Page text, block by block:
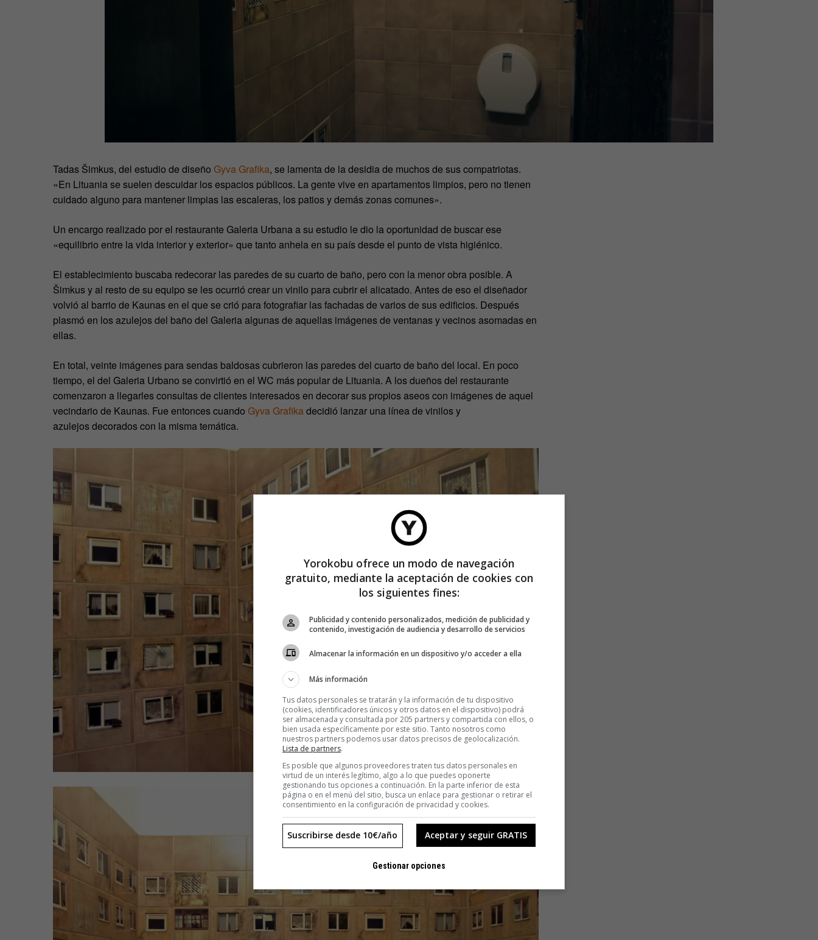
Tadas Šimkus, del estudio de diseño Gyva Grafika, se lamenta de la desidia de muchos de sus compatriotas.
«En Lituania se suelen descuidar los espacios públicos. La gente vive en apartamentos limpios, pero no tienen
cuidado alguno para mantener limpias las escaleras, los patios y demás zonas comunes».
Un encargo realizado por el restaurante Galeria Urbana a su estudio le dio la oportunidad de buscar ese
«equilibrio entre la vida interior y exterior» que tanto anhela en su país desde el punto de vista higiénico.
El establecimiento buscaba redecorar las paredes de su cuarto de baño, pero con la menor obra posible. A
Šimkus y al resto de su equipo se les ocurrió crear un vinilo para cubrir el alicatado. Antes de eso el diseñador
volvió al barrio de Kaunas en el que se crió para fotografiar las fachadas de varios de sus edificios. Después
plasmó en los azulejos del baño del Galeria algunas de aquellas imágenes de ventanas y vecinos asomadas en
ellas.
En total, veinte imágenes para sendas baldosas cubrieron las paredes del cuarto de baño del local. En poco
tiempo, el del Galeria Urbano se convirtió en el WC más popular de Lituania. A los dueños del restaurante
comenzaron a llegarles consultas de clientes interesados en decorar sus propios aseos con imágenes de aquel
vecindario de Kaunas. Fue entonces cuando Gyva Grafika decidió lanzar una línea de vinilos y
azulejos decorados con la misma temática.
Yorokobu ofrece un modo de navegación
gratuito, mediante la aceptación de cookies con
los siguientes fines:
Publicidad y contenido personalizados, medición de publicidad y
contenido, investigación de audiencia y desarrollo de servicios
Almacenar la información en un dispositivo y/o acceder a ella
Más información
Tus datos personales se tratarán y la información de tu dispositivo
(cookies, identificadores únicos y otros datos en el dispositivo) podrá
ser almacenada y consultada por 205 partners y compartida con ellos, o
bien usada específicamente por este sitio. Tanto nosotros como
nuestros partners podemos usar datos precisos de geolocalización.
Lista de partners.
Es posible que algunos proveedores traten tus datos personales en
virtud de un interés legítimo, algo a lo que puedes oponerte
gestionando tus opciones a continuación. En la parte inferior de esta
página o en el menú del sitio, busca un enlace para gestionar o retirar el
consentimiento en la configuración de privacidad y cookies.
Aceptar y seguir GRATIS
Suscribirse desde 10€/año
Gestionar opciones